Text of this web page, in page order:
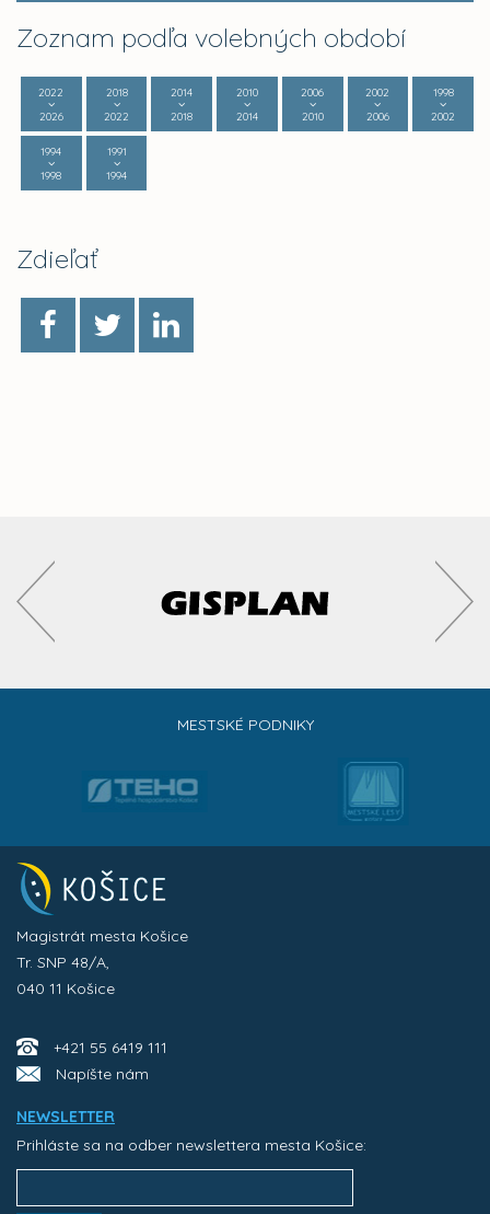
Zoznam podľa volebných období
2022
2026
2018
2022
2014
2018
2010
2014
2006
2010
2002
2006
1998
2002
1994
1998
1991
1994
Zdieľať
MESTSKÉ PODNIKY
Magistrát mesta Košice
Tr. SNP 48/A,
040 11 Košice
+421 55 6419 111
Napíšte nám
NEWSLETTER
Prihláste sa na odber newslettera mesta Košice: